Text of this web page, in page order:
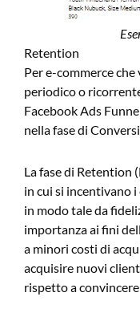
Retention
Per e-commerce
periodico o
Facebook Ads
nella fase di
La fase di Retention
in cui si incentivano
in modo tale da
importanza ai fini
a minori costi di
acquisire nuovi
rispetto a